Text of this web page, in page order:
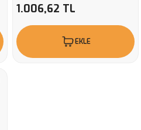
1.006,62 TL
EKLE